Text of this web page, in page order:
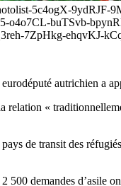
5c4ogX-
o4o7CL-buTSvb-
7ZpHkg-ehqvKJ-
autrichien a
«
de transit des
demandes d’asile